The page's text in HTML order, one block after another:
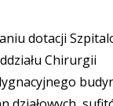
dotacji
Chirurgii